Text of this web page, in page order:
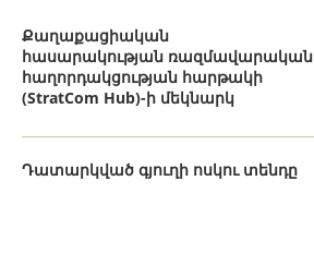
Քաղաքացիական
հասարակության ռազմավարական
հաղորդակցության հարթակի
(StratCom Hub)-ի մեկնարկ
Դատարկված գյուղի ոսկու տենդը